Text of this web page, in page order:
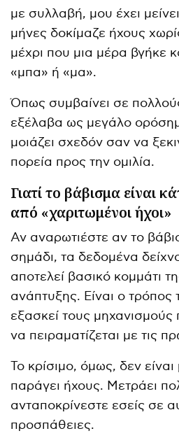
με συλλαβή, μου έχει
μήνες δοκίμαζε ήχους
μέχρι που μια μέρα βγήκε
«μπα» ή «μα».
Όπως συμβαίνει σε
εξέλαβα ως μεγάλο
μοιάζει σχεδόν σαν να
πορεία προς την ομιλία.
Γιατί το βάβισμα είναι
από «χαριτωμένοι ήχοι»
Αν αναρωτιέστε αν το
σημάδι, τα δεδομένα
αποτελεί βασικό κομμάτι
ανάπτυξης. Είναι ο
εξασκεί τους
να πειραματίζεται με τις
Το κρίσιμο, όμως, δεν
παράγει ήχους. Μετράει
ανταποκρίνεστε εσείς σε
προσπάθειες.